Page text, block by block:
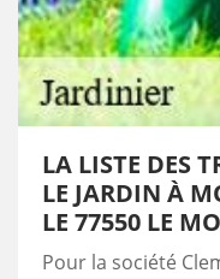
LA LISTE DES
LE JARDIN À
LE 77550 LE
Pour la société